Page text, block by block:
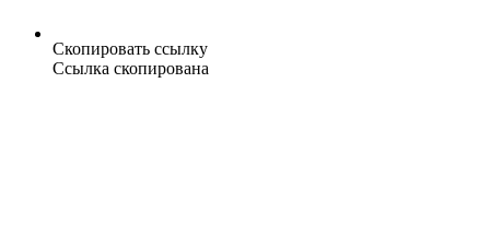
Скопировать ссылку
Ссылка скопирована